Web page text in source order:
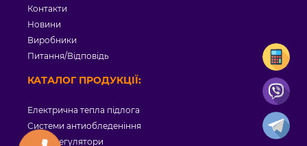
Контакти
Новини
Виробники
Питання/Відповідь
КАТАЛОГ ПРОДУКЦІЇ:
Електрична тепла підлога
Системи антиобледеніння
Терморегулятори